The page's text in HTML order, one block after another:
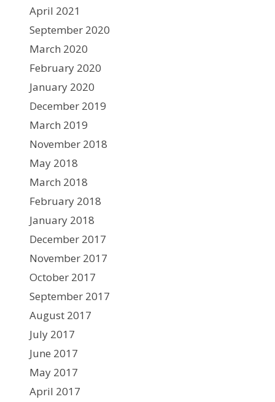
April 2021
September 2020
March 2020
February 2020
January 2020
December 2019
March 2019
November 2018
May 2018
March 2018
February 2018
January 2018
December 2017
November 2017
October 2017
September 2017
August 2017
July 2017
June 2017
May 2017
April 2017